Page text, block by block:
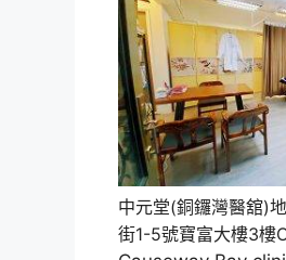
中元堂(銅鑼灣醫舘)
街1-5號寶富大樓3樓